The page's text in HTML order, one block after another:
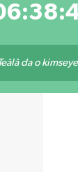
da o